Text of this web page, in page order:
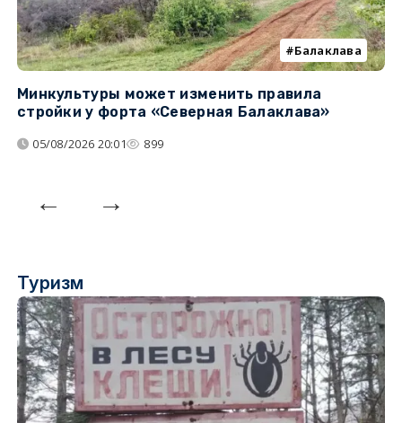
Балаклава
Минкультуры может изменить правила
стройки у форта «Северная Балаклава»
05/08/2026 20:01 899
Туризм